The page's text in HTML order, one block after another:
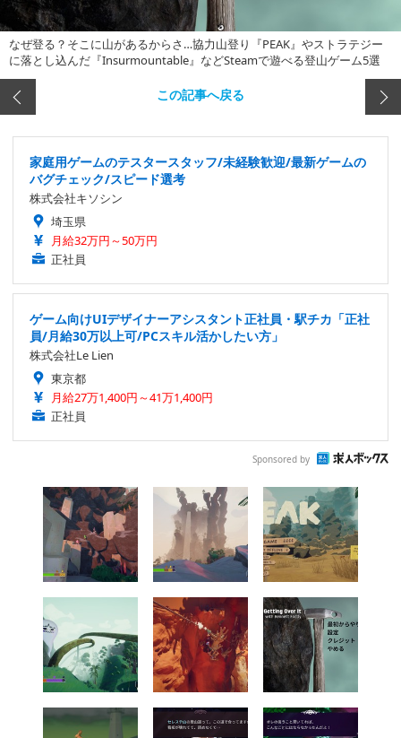
なぜ登る？そこに山があるからさ…協力山登り『PEAK』やストラテジー
に落とし込んだ『Insurmountable』などSteamで遊べる登山ゲーム5選
この記事へ戻る
家庭用ゲームのテスタースタッフ/未経験歓迎/最新ゲームの
バグチェック/スピード選考
株式会社キソシン
埼玉県
月給32万円～50万円
正社員
ゲーム向けUIデザイナーアシスタント正社員・駅チカ「正社
員/月給30万以上可/PCスキル活かしたい方」
株式会社Le Lien
東京都
月給27万1,400円～41万1,400円
正社員
Sponsored by